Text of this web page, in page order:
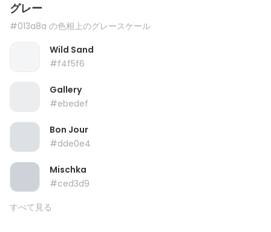
グレー
#013a8a の色相上のグレースケール
Wild Sand
#f4f5f6
Gallery
#ebedef
Bon Jour
#dde0e4
Mischka
#ced3d9
すべて見る